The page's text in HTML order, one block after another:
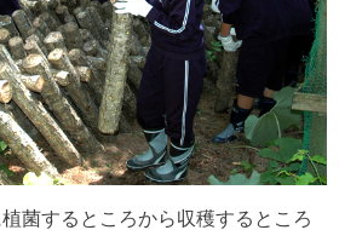
菌するところから収穫するところ